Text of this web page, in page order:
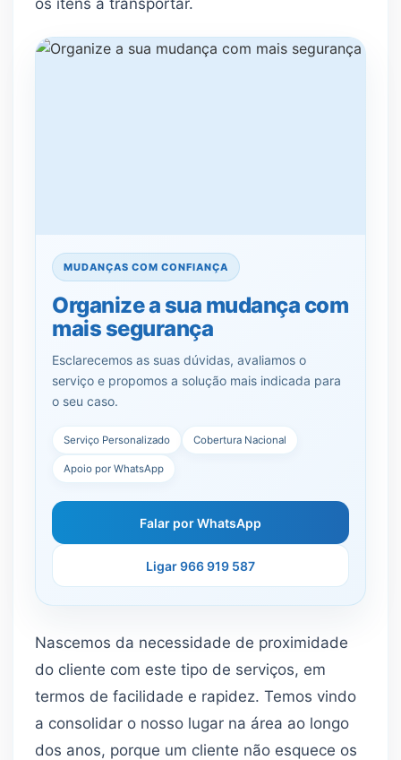
os itens a transportar.
MUDANÇAS COM CONFIANÇA
Organize a sua mudança com
mais segurança
Esclarecemos as suas dúvidas, avaliamos o
serviço e propomos a solução mais indicada para
o seu caso.
Serviço Personalizado Cobertura Nacional
Apoio por WhatsApp
Falar por WhatsApp
Ligar 966 919 587
Nascemos da necessidade de proximidade
do cliente com este tipo de serviços, em
termos de facilidade e rapidez. Temos vindo
a consolidar o nosso lugar na área ao longo
dos anos, porque um cliente não esquece os